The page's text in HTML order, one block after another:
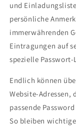
und
persönliche
immerwährenden
Eintragungen auf
spezielle Passwort-
Endlich können
Website-Adressen,
passende
So bleiben